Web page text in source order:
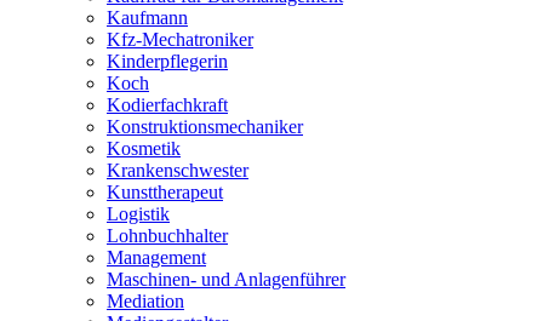
Kaufmann
Kfz-Mechatroniker
Kinderpflegerin
Koch
Kodierfachkraft
Konstruktionsmechaniker
Kosmetik
Krankenschwester
Kunsttherapeut
Logistik
Lohnbuchhalter
Management
Maschinen- und Anlagenführer
Mediation